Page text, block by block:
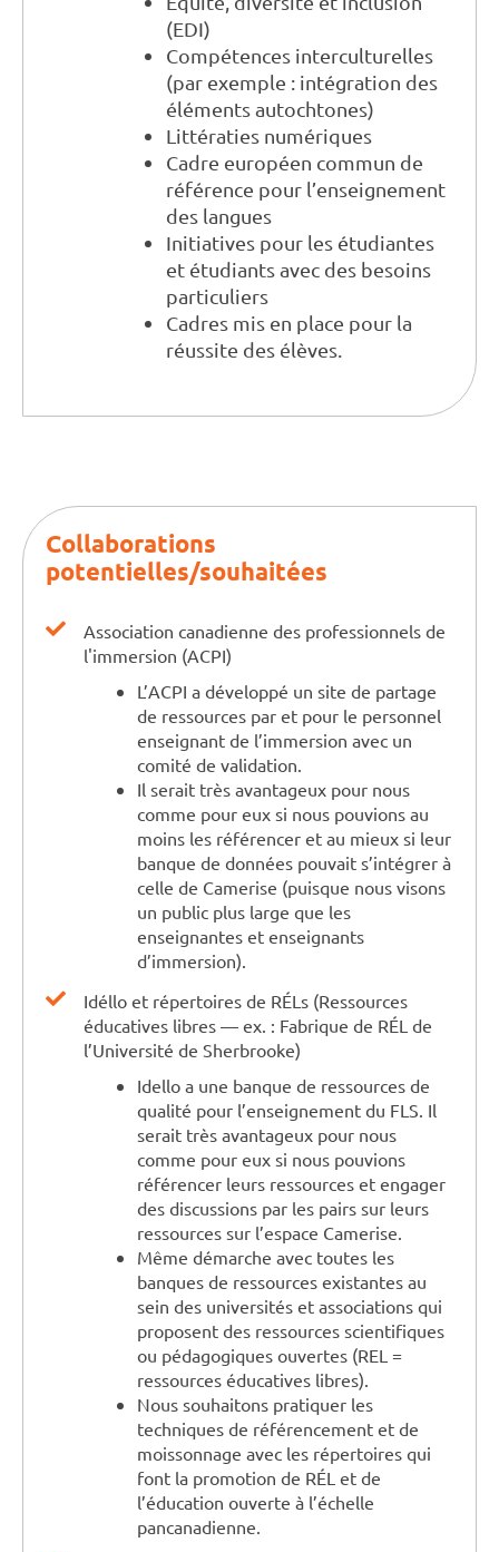
(EDI)
Compétences interculturelles
(par exemple : intégration des
éléments autochtones)
Littératies numériques
Cadre européen commun de
référence pour l’enseignement
des langues
Initiatives pour les étudiantes
et étudiants avec des besoins
particuliers
Cadres mis en place pour la
réussite des élèves.
Collaborations
potentielles/souhaitées
Association canadienne des professionnels de
l'immersion (ACPI)
L’ACPI a développé un site de partage
de ressources par et pour le personnel
enseignant de l’immersion avec un
comité de validation.
Il serait très avantageux pour nous
comme pour eux si nous pouvions au
moins les référencer et au mieux si leur
banque de données pouvait s’intégrer à
celle de Camerise (puisque nous visons
un public plus large que les
enseignantes et enseignants
d’immersion).
Idéllo et répertoires de RÉLs (Ressources
éducatives libres — ex. : Fabrique de RÉL de
l’Université de Sherbrooke)
Idello a une banque de ressources de
qualité pour l’enseignement du FLS. Il
serait très avantageux pour nous
comme pour eux si nous pouvions
référencer leurs ressources et engager
des discussions par les pairs sur leurs
ressources sur l’espace Camerise.
Même démarche avec toutes les
banques de ressources existantes au
sein des universités et associations qui
proposent des ressources scientifiques
ou pédagogiques ouvertes (REL =
ressources éducatives libres).
Nous souhaitons pratiquer les
techniques de référencement et de
moissonnage avec les répertoires qui
font la promotion de RÉL et de
l’éducation ouverte à l’échelle
pancanadienne.